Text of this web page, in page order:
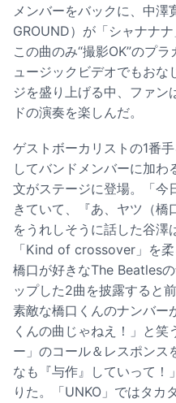
メンバーをバックに、中澤
GROUND）が「シャナナ
この曲のみ“撮影OK”のプ
ュージックビデオでもおな
ジを盛り上げる中、ファン
ドの演奏を楽しんだ。
ゲストボーカリストの1番
してバンドメンバーに加わ
文がステージに登場。「今
きていて、『あ、ヤツ（橋
をうれしそうに話した谷澤
「Kind of crossover」を柔
橋口が好きなThe Beatles
ップした2曲を披露すると
素敵な橋口くんのナンバー
くんの曲じゃねえ！」と
ー」のコール＆レスポンス
なも『与作』していって！
りた。「UNKO」ではタカ